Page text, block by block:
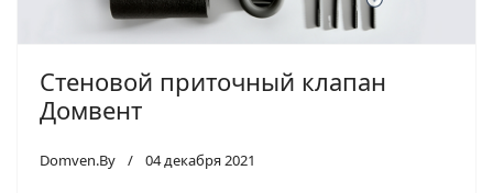
Стеновой приточный клапан
Домвент
Domven.By 04 декабря 2021